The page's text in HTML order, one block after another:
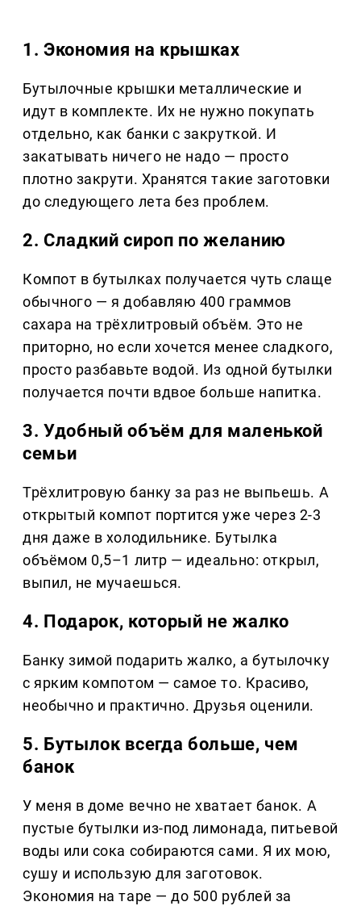
1. Экономия на крышках
Бутылочные крышки металлические и
идут в комплекте. Их не нужно покупать
отдельно, как банки с закруткой. И
закатывать ничего не надо — просто
плотно закрути. Хранятся такие заготовки
до следующего лета без проблем.
2. Сладкий сироп по желанию
Компот в бутылках получается чуть слаще
обычного — я добавляю 400 граммов
сахара на трёхлитровый объём. Это не
приторно, но если хочется менее сладкого,
просто разбавьте водой. Из одной бутылки
получается почти вдвое больше напитка.
3. Удобный объём для маленькой
семьи
Трёхлитровую банку за раз не выпьешь. А
открытый компот портится уже через 2-3
дня даже в холодильнике. Бутылка
объёмом 0,5–1 литр — идеально: открыл,
выпил, не мучаешься.
4. Подарок, который не жалко
Банку зимой подарить жалко, а бутылочку
с ярким компотом — самое то. Красиво,
необычно и практично. Друзья оценили.
5. Бутылок всегда больше, чем
банок
У меня в доме вечно не хватает банок. А
пустые бутылки из-под лимонада, питьевой
воды или сока собираются сами. Я их мою,
сушу и использую для заготовок.
Экономия на таре — до 500 рублей за